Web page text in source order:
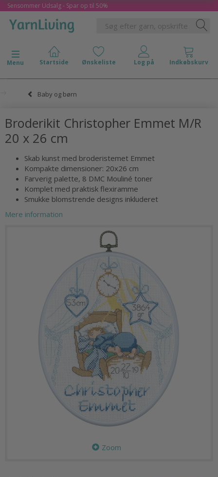
Sensommer Udsalg - Spar op til 50%
Skifte navigation
Menu
Baby og børn
Broderikit Christopher Emmet M/R
20 x 26 cm
Skab kunst med broderistemet Emmet
Kompakte dimensioner: 20x26 cm
Farverig palette, 8 DMC Mouliné toner
Komplet med praktisk flexiramme
Smukke blomstrende designs inkluderet
Mere information
Zoom